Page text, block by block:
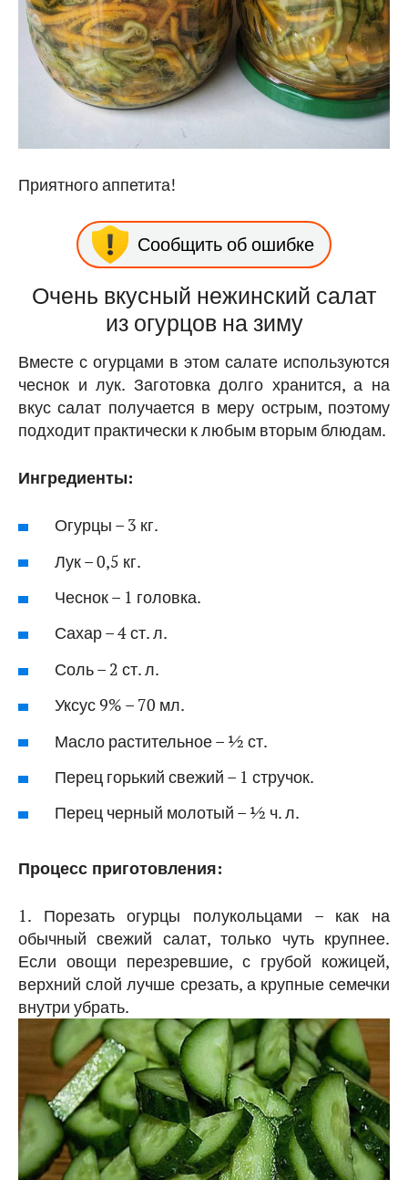
Приятного аппетита!
Сообщить об ошибке
Очень вкусный нежинский салат
из огурцов на зиму
Вместе с огурцами в этом салате используются
чеснок и лук. Заготовка долго хранится, а на
вкус салат получается в меру острым, поэтому
подходит практически к любым вторым блюдам.
Ингредиенты:
Огурцы – 3 кг.
Лук – 0,5 кг.
Чеснок – 1 головка.
Сахар – 4 ст. л.
Соль – 2 ст. л.
Уксус 9% – 70 мл.
Масло растительное – ½ ст.
Перец горький свежий – 1 стручок.
Перец черный молотый – ½ ч. л.
Процесс приготовления:
1. Порезать огурцы полукольцами – как на
обычный свежий салат, только чуть крупнее.
Если овощи перезревшие, с грубой кожицей,
верхний слой лучше срезать, а крупные семечки
внутри убрать.